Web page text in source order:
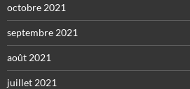
octobre 2021
septembre 2021
août 2021
juillet 2021